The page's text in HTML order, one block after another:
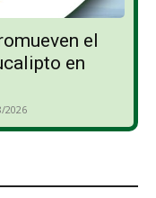
el
en
2026